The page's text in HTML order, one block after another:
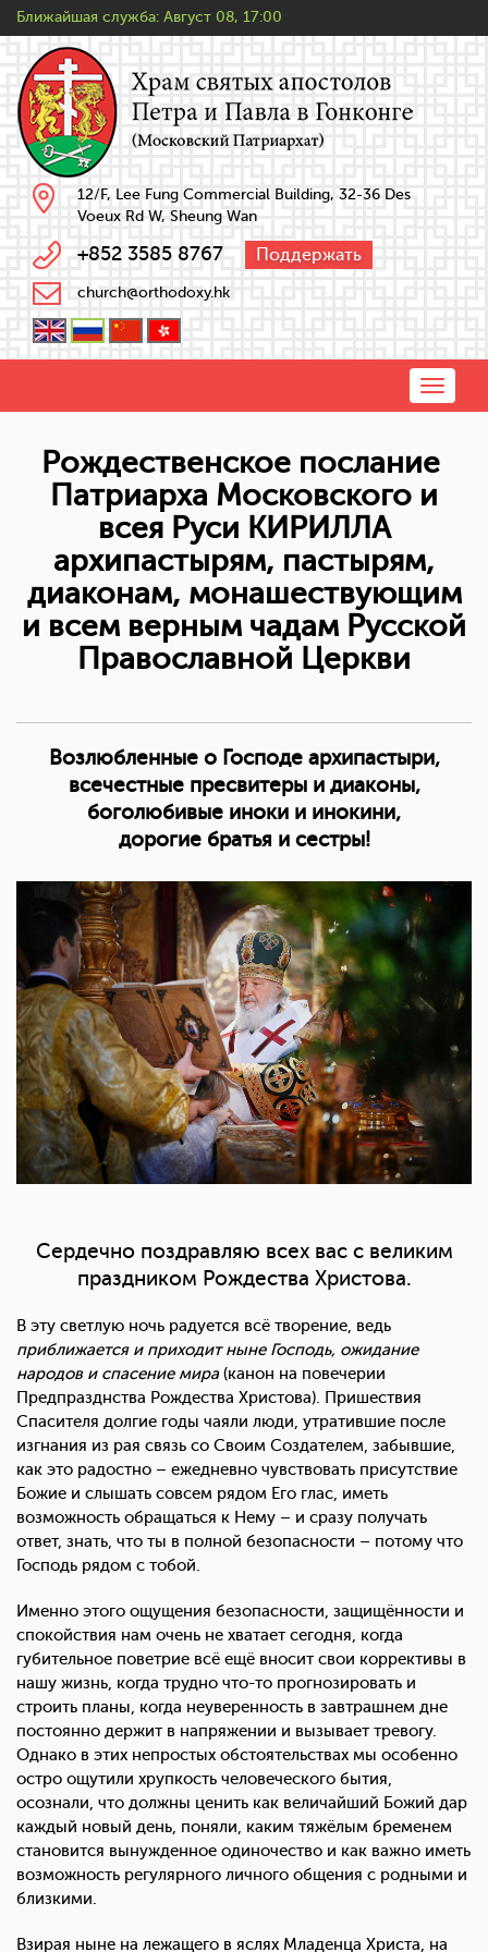
Ближайшая служба: Август 08, 17:00
12/F, Lee Fung Commercial Building, 32-36 Des
Voeux Rd W, Sheung Wan
+852 3585 8767 Поддержать
church@orthodoxy.hk
Toggle
Рождественское послание
Патриарха Московского и
всея Руси КИРИЛЛА
архипастырям, пастырям,
диаконам, монашествующим
и всем верным чадам Русской
Православной Церкви
Возлюбленные о Господе архипастыри,
всечестные пресвитеры и диаконы,
боголюбивые иноки и инокини,
дорогие братья и сестры!
Сердечно поздравляю всех вас с великим
праздником Рождества Христова.
В эту светлую ночь радуется всё творение, ведь
приближается и приходит ныне Господь, ожидание
народов и спасение мира(канон на повечерии
Предпразднства Рождества Христова). Пришествия
Спасителя долгие годы чаяли люди, утратившие после
изгнания из рая связь со Своим Создателем, забывшие,
как это радостно – ежедневно чувствовать присутствие
Божие и слышать совсем рядом Его глас, иметь
возможность обращаться к Нему – и сразу получать
ответ, знать, что ты в полной безопасности – потому что
Господь рядом с тобой.
Именно этого ощущения безопасности, защищённости и
спокойствия нам очень не хватает сегодня, когда
губительное поветрие всё ещё вносит свои коррективы в
нашу жизнь, когда трудно что-то прогнозировать и
строить планы, когда неуверенность в завтрашнем дне
постоянно держит в напряжении и вызывает тревогу.
Однако в этих непростых обстоятельствах мы особенно
остро ощутили хрупкость человеческого бытия,
осознали, что должны ценить как величайший Божий дар
каждый новый день, поняли, каким тяжёлым бременем
становится вынужденное одиночество и как важно иметь
возможность регулярного личного общения с родными и
близкими.
Взирая ныне на лежащего в яслях Младенца Христа, на